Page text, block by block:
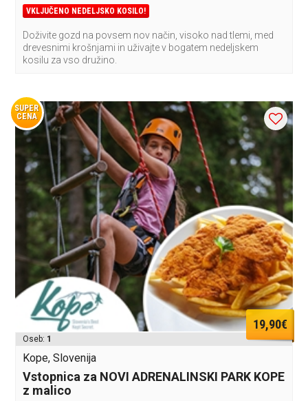
VKLJUČENO NEDELJSKO KOSILO!
Doživite gozd na povsem nov način, visoko nad tlemi, med
drevesnimi krošnjami in uživajte v bogatem nedeljskem
kosilu za vso družino.
SUPER
CENA
19,90€
Oseb: 1
Kope, Slovenija
Vstopnica za NOVI ADRENALINSKI PARK KOPE
z malico